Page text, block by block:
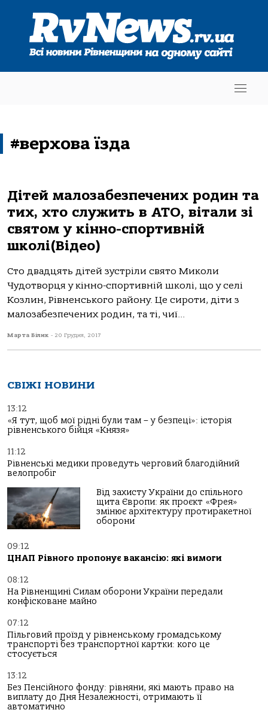
#верхова їзда
Дітей малозабезпечених родин та
тих, хто служить в АТО, вітали зі
святом у кінно-спортивній
школі(Відео)
Сто двадцять дітей зустріли свято Миколи
Чудотворця у кінно-спортивній школі, що у селі
Козлин, Рівненського району. Це сироти, діти з
малозабезпечених родин, та ті, чиї...
Марта Білик - 20 Грудня, 2017
СВІЖІ НОВИНИ
13:12
«Я тут, щоб мої рідні були там – у безпеці»: історія
рівненського бійця «Князя»
11:12
Рівненські медики проведуть черговий благодійний
велопробіг
Від захисту України до спільного
щита Європи: як проєкт «Фрея»
змінює архітектуру протиракетної
оборони
09:12
ЦНАП Рівного пропонує вакансію: які вимоги
08:12
На Рівненщині Силам оборони України передали
конфісковане майно
07:12
Пільговий проїзд у рівненському громадському
транспорті без транспортної картки: кого це
стосується
13:12
Без Пенсійного фонду: рівняни, які мають право на
виплату до Дня Незалежності, отримають її
автоматично